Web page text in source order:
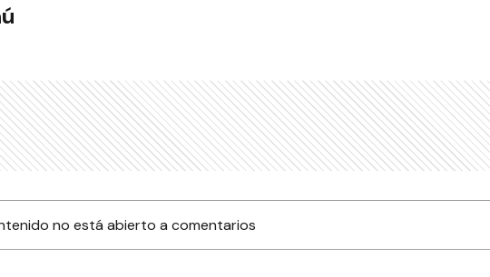
no está abierto a comentarios